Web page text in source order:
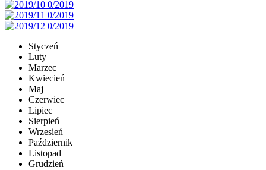
Styczeń
Luty
Marzec
Kwiecień
Maj
Czerwiec
Lipiec
Sierpień
Wrzesień
Październik
Listopad
Grudzień